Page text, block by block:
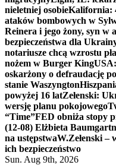
nieletniej osobieKalifornia:
ataków bombowych w
Reinera i jego żony, syn w
bezpieczeństwa dla
notariusze chcą wzrostu
nożem w Burger King
oskarżony o defraudację
stanie Waszyngton
powyżej 16 latZełenski:
wersję planu pokojowego
“Time”FED obniża stopy
(12-08) Elżbieta
na ustępstwaW.Zełenski –
ich bezpieczeństwo
Sun. Aug 9th, 2026